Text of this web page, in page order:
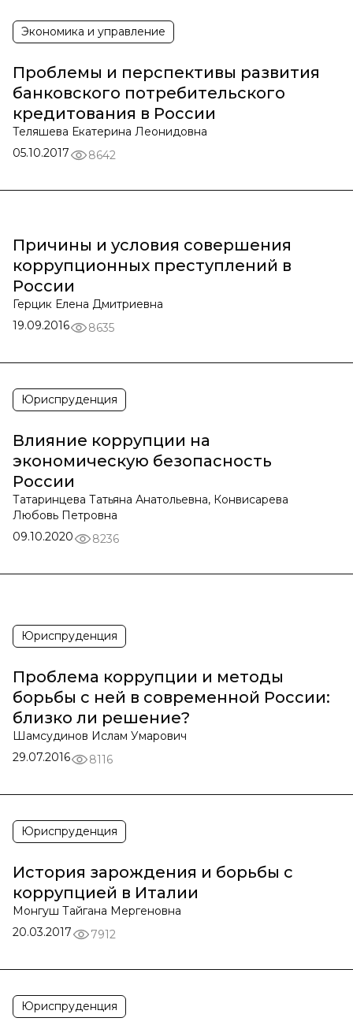
Экономика и управление
Проблемы и перспективы развития
банковского потребительского
кредитования в России
Теляшева Екатерина Леонидовна
05.10.2017
8642
Причины и условия совершения
коррупционных преступлений в
России
Герцик Елена Дмитриевна
19.09.2016
8635
Юриспруденция
Влияние коррупции на
экономическую безопасность
России
Татаринцева Татьяна Анатольевна, Конвисарева
Любовь Петровна
09.10.2020
8236
Юриспруденция
Проблема коррупции и методы
борьбы с ней в современной России:
близко ли решение?
Шамсудинов Ислам Умарович
29.07.2016
8116
Юриспруденция
История зарождения и борьбы с
коррупцией в Италии
Монгуш Тайгана Мергеновна
20.03.2017
7912
Юриспруденция